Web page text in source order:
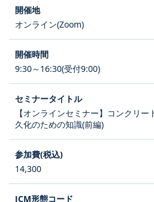
オンライン(Zoom)
9:30～16:30(受付9:00)
【オンラインセミナー】コンクリ
久化のための知識(前編)
14,300